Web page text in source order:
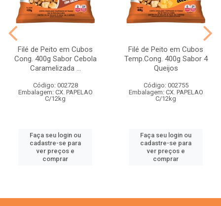
Filé de Peito em Cubos
Cong. 400g Sabor Cebola
Caramelizada ...
Código: 002728
Embalagem: CX. PAPELAO
C/12kg
Faça seu login ou
cadastre-se para
ver preços e
comprar
Filé de Peito em Cubos
Temp.Cong. 400g Sabor 4
Queijos
Código: 002755
Embalagem: CX. PAPELAO
C/12kg
Faça seu login ou
cadastre-se para
ver preços e
comprar